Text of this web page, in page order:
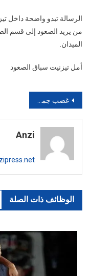
الرسالة تبدو واضحة داخل
من يريد الصعود إلى قسم
الميدان.
أمل تيزنيت سباق الصعود
تصفّح
المقالات
غضب جماهيري بعد مباراة حسنية أكادير والجيش الملكي.. مطالب بفتح ملف التحكيم
Anzi
الوظائف ذات الصلة